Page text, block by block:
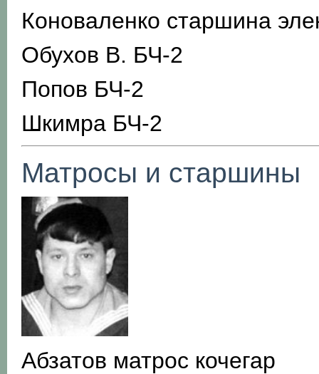
Коноваленко старшина
Обухов В. БЧ-2
Попов БЧ-2
Шкимра БЧ-2
Матросы и старшины
Абзатов матрос кочегар